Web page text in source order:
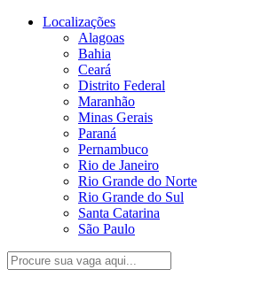
Localizações
Alagoas
Bahia
Ceará
Distrito Federal
Maranhão
Minas Gerais
Paraná
Pernambuco
Rio de Janeiro
Rio Grande do Norte
Rio Grande do Sul
Santa Catarina
São Paulo